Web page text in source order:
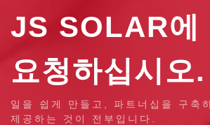
JS SOLAR에
요청하십시오.
일을 쉽게 만들고, 파트너십을 구축
제공하는 것이 전부입니다.